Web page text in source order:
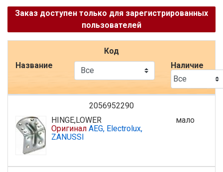
Заказ доступен только для зарегистрированных
пользователей
Код
Название
Наличие
2056952290
HINGE,LOWER
Оригинал AEG, Electrolux,
ZANUSSI
мало